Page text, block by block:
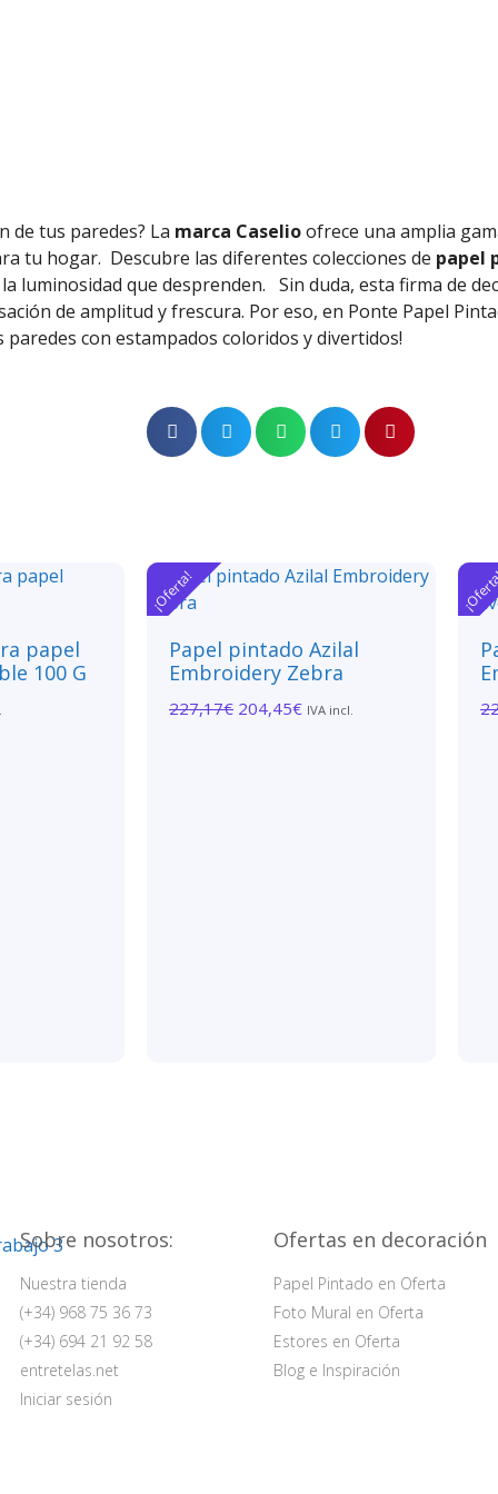
de tus paredes? La marca Caselioofrece una amplia
tu hogar. Descubre las diferentes colecciones de papel
luminosidad que desprenden. Sin duda, esta firma de
de amplitud y frescura. Por eso, en Ponte Papel
paredes con estampados coloridos y divertidos!
papel
100 G
¡Oferta!
Papel pintado Azilal
Embroidery Zebra
227,17€ 204,45€ IVA incl.
Sobre nosotros:
Nuestra tienda
(+34) 968 75 36 73
(+34) 694 21 92 58
entretelas.net
Iniciar sesión
Ofertas en decoración
Papel Pintado en Oferta
Foto Mural en Oferta
Estores en Oferta
Blog e Inspiración